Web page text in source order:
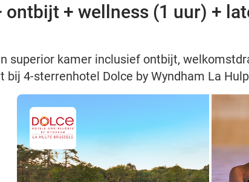
ontbijt + wellness (1 uur) +
superior kamer inclusief ontbijt,
4-sterrenhotel Dolce by Wyndham La